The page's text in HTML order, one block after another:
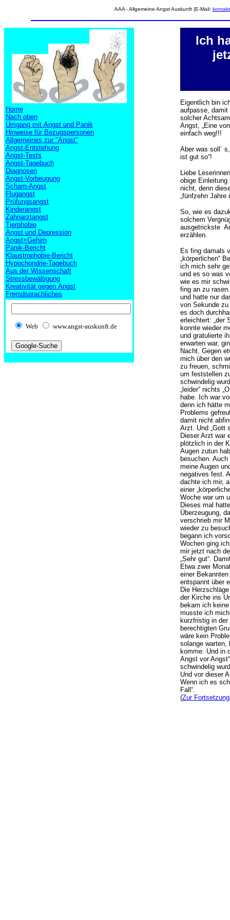
AAA - Allgemeine Angst Auskunft (E-Mail:
Home
Nach oben
Umgang mit Angst und Panik
Hinweise für Bezugspersonen
Allgemeines zur "Angst"
Angst-Entstehung
Angst-Tests
Angst-Tagebuch
Diagnosen
Angst-Vorbeugung
Scham-Angst
Flugangst
Prüfungsangst
Kinderangst
Zahnarztangst
Tierphobie
Angst und Depression
Angst+Gehirn
Panik-Bericht
Klaustrophobie-Bericht
Hypochondrie-Tagebuch
Aus der Wissenschaft
Stressbewältigung
Kreativität gegen Angst
Fremdsprachliches
Web www.angst-auskunft.de
Ich
Eigentlich bin
aufpasse,
solcher
Angst, „Eine
einfach weg!!!
Aber was soll´
ist gut so“!
Liebe
obige Einleitung
nicht, denn
„fünfzehn Jahre
So, wie es
solchem
ausgetrickste
erzählen.
Es fing damals
„körperlichen“
ich mich sehr
und es so was
wie es mir
fing an zu
und hatte nur
von Sekunde
es doch
erleichtert: „der
konnte wieder
und gratulierte
erwarten war,
Nacht. Gegen
mich über den
zu freuen,
um feststellen
schwindelig
„leider“ nichts
habe. Ich war
denn ich hätte
Problems
damit nicht
Arzt. Und „Gott
Dieser Arzt war
plötzlich in der
Augen zutun
besuchen.
meine Augen
negatives fest.
dachte ich mir,
einer
Woche war um
Dieses mal
Überzeugung,
verschrieb mir
wieder zu
begann ich
Wochen ging
mir jetzt nach
„Sehr gut“.
Etwa zwei
einer
entspannt über
Die
der Kirche ins
bekam ich
musste ich
kurzfristig in
berechtigten
wäre kein
solange warten,
komme. Und in
Angst vor
schwindelig
Und vor dieser
Wenn ich es
Fall“.
(Zur Fortsetzung